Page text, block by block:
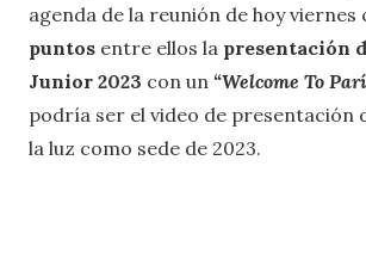
agenda de la reunión de hoy viernes
puntos entre ellos la presentación
Junior 2023 con un “Welcome To
podría ser el video de presentación
la luz como sede de 2023.